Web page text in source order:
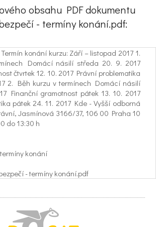
obsahu PDF dokumentu
- termíny konání.pdf:
konání kurzu: Září – listopad 2017 1.
Domácí násilí středa 20. 9. 2017
čtvrtek 12. 10. 2017 Právní problematika
2. Běh kurzu v termínech Domácí násilí
Finanční gramotnost pátek 13. 10. 2017
pátek 24. 11. 2017 Kde - Vyšší odborná
Jasmínová 3166/37, 106 00 Praha 10
do 13:30 h
konání
- termíny konání.pdf